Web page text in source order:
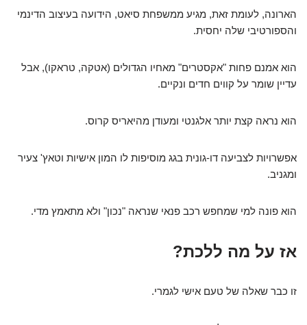
הארונה, לעומת זאת, מגיע ממשפחת סיאט, הידועה בעיצוב הדינמי
והספורטיבי שלה יחסית.
הוא אמנם פחות "אקסטרים" מאחיו הגדולים (אטקה, טראקו), אבל
עדיין שומר על קווים חדים ונקיים.
הוא נראה קצת יותר אלגנטי ומעודן מהיאריס קרוס.
אפשרויות לצביעה דו-גונית בגג מוסיפות לו המון אישיות וטאץ' צעיר
ומגניב.
הוא פונה למי שמחפש רכב פנאי שנראה "נכון" ולא מתאמץ מדי.
אז על מה ללכת?
זו כבר שאלה של טעם אישי לגמרי.